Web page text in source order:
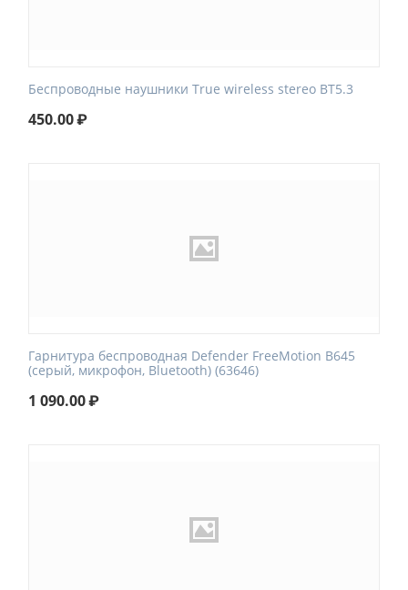
Беспроводные наушники True wireless stereo BT5.3
450.00₽
Гарнитура беспроводная Defender FreeMotion B645
(серый, микрофон, Bluetooth) (63646)
1 090.00₽